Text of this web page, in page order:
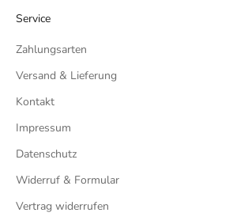
Service
Zahlungsarten
Versand & Lieferung
Kontakt
Impressum
Datenschutz
Widerruf & Formular
Vertrag widerrufen